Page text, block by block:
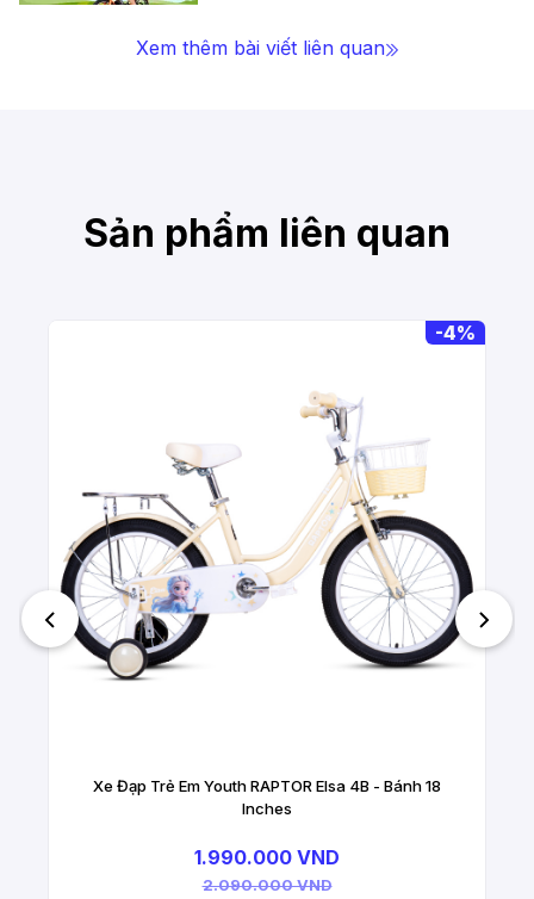
Xem thêm bài viết liên quan
Sản phẩm liên quan
-4%
Xe Đạp Trẻ Em Youth RAPTOR Elsa 4B - Bánh 18
Inches
1.990.000 VND
2.090.000 VND